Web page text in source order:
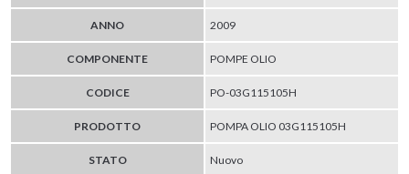
ANNO 2009
COMPONENTE POMPE OLIO
CODICE PO-03G115105H
PRODOTTO POMPA OLIO 03G115105H
STATO Nuovo